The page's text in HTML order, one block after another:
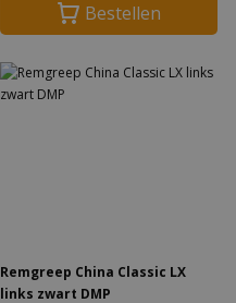
Bestellen
Remgreep China Classic LX
links zwart DMP